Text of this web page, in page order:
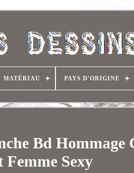
MATÉRIAU PAYS D'ORIGINE
Bd Hommage
Sexy